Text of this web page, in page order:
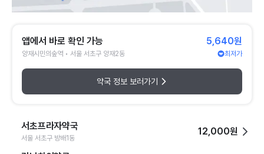
앱에서 바로 확인 가능
양재시민의숲역 • 서울 서초구 양재2동
5,640원
최저가
약국 정보 보러가기
서초프라자약국
서울 서초구 방배1동
12,000원